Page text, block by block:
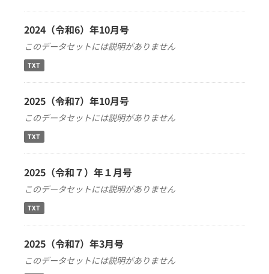
2024（令和6）年10月号
このデータセットには説明がありません
TXT
2025（令和7）年10月号
このデータセットには説明がありません
TXT
2025（令和７）年１月号
このデータセットには説明がありません
TXT
2025（令和7）年3月号
このデータセットには説明がありません